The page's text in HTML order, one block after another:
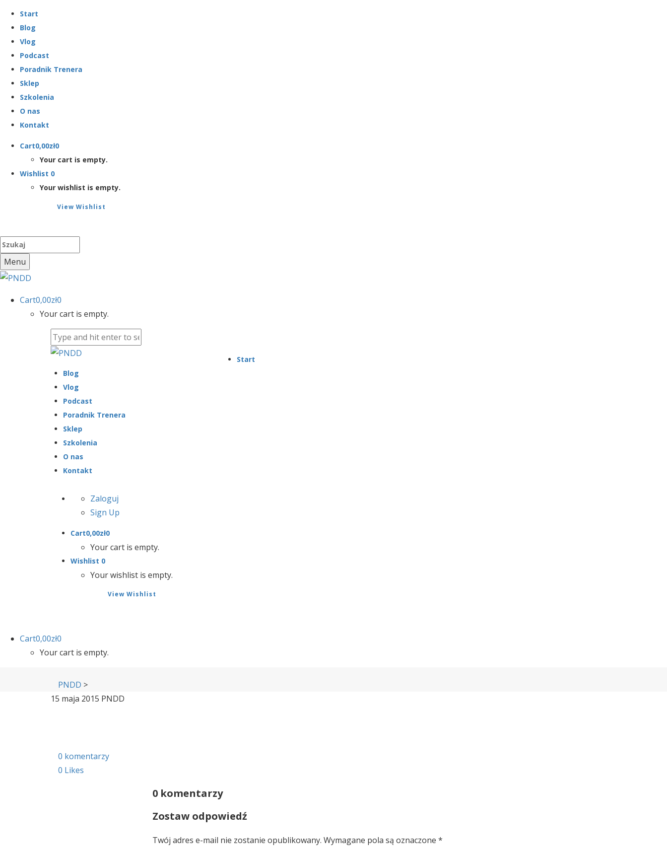
Start
Blog
Vlog
Podcast
Poradnik Trenera
Sklep
Szkolenia
O nas
Kontakt
Cart0,00zł0
Your cart is empty.
Wishlist 0
Your wishlist is empty.
View Wishlist
Menu
Cart0,00zł0
Your cart is empty.
Start
Blog
Vlog
Podcast
Poradnik Trenera
Sklep
Szkolenia
O nas
Kontakt
Zaloguj
Sign Up
Cart0,00zł0
Your cart is empty.
Wishlist 0
Your wishlist is empty.
View Wishlist
Cart0,00zł0
Your cart is empty.
PNDD >
15 maja 2015 PNDD
0 komentarzy
0 Likes
0 komentarzy
Zostaw odpowiedź
Twój adres e-mail nie zostanie opublikowany. Wymagane pola są oznaczone *